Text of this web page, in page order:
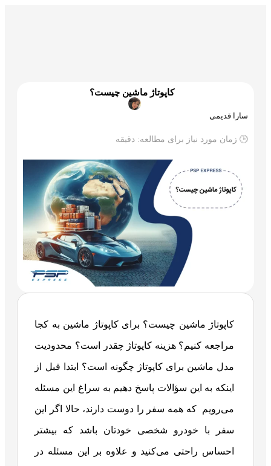
کاپوتاژ ماشین چیست؟
سارا قدیمی
🕒 زمان مورد نیاز برای مطالعه: دقیقه
کاپوتاژ ماشین چیست؟ برای کاپوتاژ ماشین به کجا
مراجعه کنیم؟ هزینه کاپوتاژ چقدر است؟ محدودیت
مدل ماشین برای کاپوتاژ چگونه است؟ ابتدا قبل از
اینکه به این سؤالات پاسخ دهیم به سراغ این مسئله
می‌رویم که همه سفر را دوست دارند، حالا اگر این
سفر با خودرو شخصی خودتان باشد که بیشتر
احساس راحتی می‌کنید و علاوه بر این مسئله در